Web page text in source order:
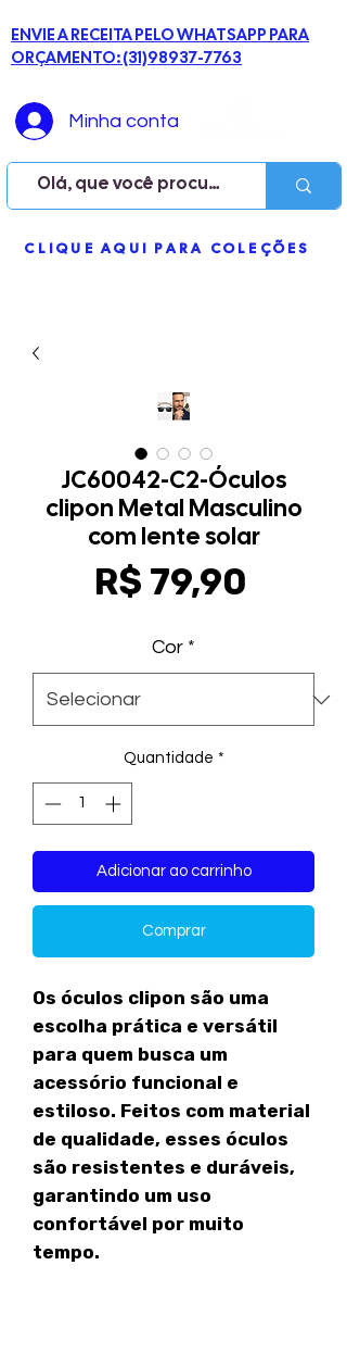
CLIQUE AQUI PARA COLEÇÕES
ME
NU
ENVIE A RECEITA PELO WHATSAPP PARA
ORÇAMENTO: (31)98937-7763
Minha conta
JC60042-C2-Óculos
clipon Metal Masculino
com lente solar
R$ 79,90
Cor *
Quantidade *
Adicionar ao carrinho
Comprar
Os óculos clipon são uma
escolha prática e versátil
para quem busca um
acessório funcional e
estiloso. Feitos com material
de qualidade, esses óculos
são resistentes e duráveis,
garantindo um uso
confortável por muito
tempo.